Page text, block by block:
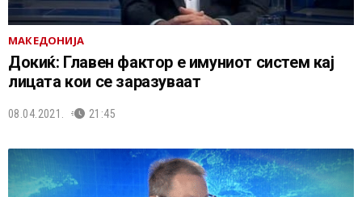
МАКЕДОНИЈА
Докиќ: Главен фактор е имуниот систем кај
лицата кои се заразуваат
08.04.2021. 21:45